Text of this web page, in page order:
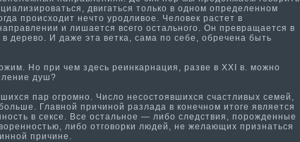
двигаться только в одном определенном
происходит нечто уродливое. Человек растет в
и лишается всего остального. Он превращается в
в дерево. И даже эта ветка, сама­ по себе, обречена быть
Но при чем здесь реинкарнация, разве в XXI в. можно
душ?
пар огромно. Число несостоявшихся счастливых семей,
Главной причиной разлада в конечном итоге является
в сексе. Все остальное — либо следствия, порожденные
либо отговорки людей, не желающих признаться
причине.